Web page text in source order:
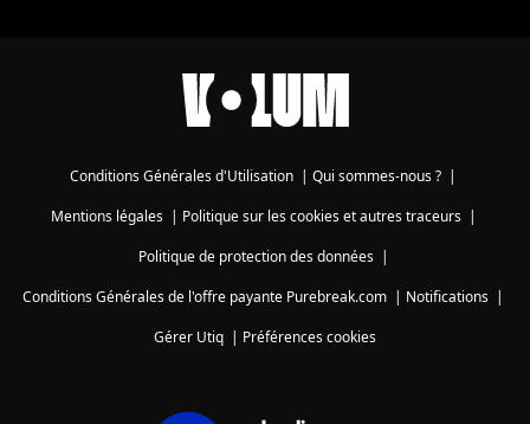
Conditions Générales d'Utilisation | Qui sommes-nous ? |
Mentions légales| Politique sur les cookies et autres traceurs|
Politique de protection des données|
Conditions Générales de l'offre payante Purebreak.com | Notifications |
Gérer Utiq | Préférences cookies